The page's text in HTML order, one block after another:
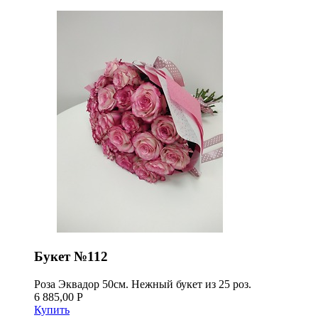
Букет №112
Роза Эквадор 50см. Нежный букет из 25 роз.
6 885,00 Р
Купить